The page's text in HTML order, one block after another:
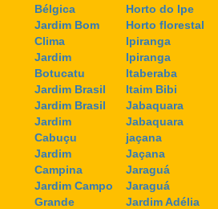
Bélgica
Jardim Bom
Clima
Jardim
Botucatu
Jardim Brasil
Jardim Brasil
Jardim
Cabuçu
Jardim
Campina
Jardim Campo
Grande
Horto do Ipe
Horto florestal
Ipiranga
Ipiranga
Itaberaba
Itaim Bibi
Jabaquara
Jabaquara
jaçana
Jaçana
Jaraguá
Jaraguá
Jardim Adélia